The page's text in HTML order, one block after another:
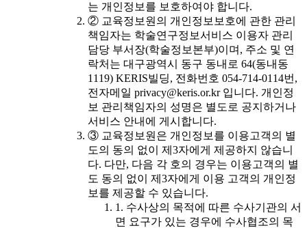
는 개인정보를 보호하여야 합니다.
② 교육정보원의 개인정보보호에 관한 관리
책임자는 학술연구정보서비스 이용자 관리
담당 부서장(학술정보본부)이며, 주소 및 연
락처는 대구광역시 동구 동내로 64(동내동
1119) KERIS빌딩, 전화번호 054-714-0114번,
전자메일 privacy@keris.or.kr 입니다. 개인정
보 관리책임자의 성명은 별도로 공지하거나
서비스 안내에 게시합니다.
③ 교육정보원은 개인정보를 이용고객의 별
도의 동의 없이 제3자에게 제공하지 않습니
다. 다만, 다음 각 호의 경우는 이용고객의 별
도 동의 없이 제3자에게 이용 고객의 개인정
보를 제공할 수 있습니다.
1. 수사상의 목적에 따른 수사기관의 서
면 요구가 있는 경우에 수사협조의 목